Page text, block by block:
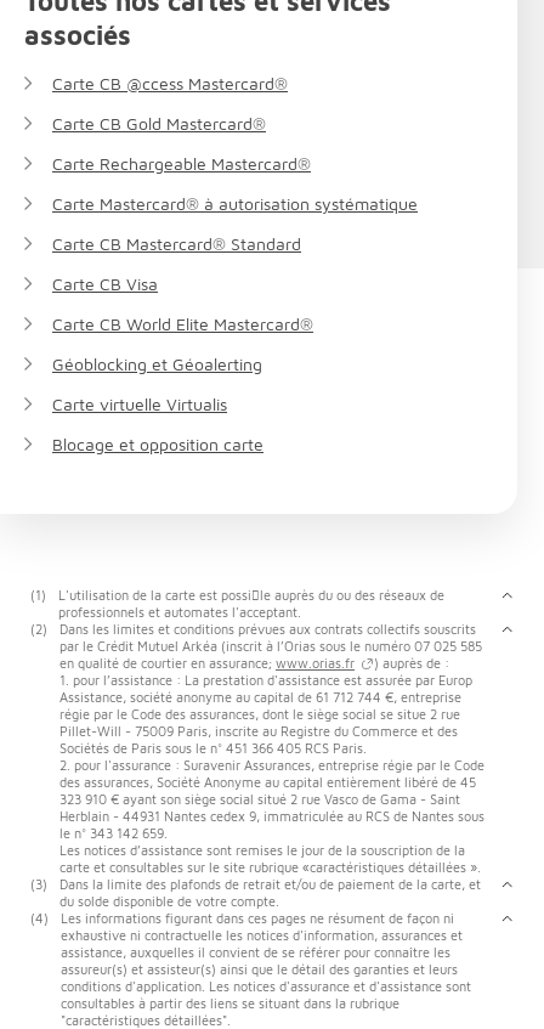
associés
Carte CB @ccess Mastercard®
Carte CB Gold Mastercard®
Carte Rechargeable Mastercard®
Carte Mastercard® à autorisation systématique
Carte CB Mastercard® Standard
Carte CB Visa
Carte CB World Elite Mastercard®
Géoblocking et Géoalerting
Carte virtuelle Virtualis
Blocage et opposition carte
(1)
L'utilisation de la carte est possile auprès du ou des réseaux de
professionnels et automates l'acceptant.
(2)
Dans les limites et conditions prévues aux contrats collectifs souscrits
par le Crédit Mutuel Arkéa (inscrit à l’Orias sous le numéro 07 025 585
en qualité de courtier en assurance; www.orias.fr
) auprès de :
1. pour l’assistance : La prestation d'assistance est assurée par Europ
Assistance, société anonyme au capital de 61 712 744 €, entreprise
régie par le Code des assurances, dont le siège social se situe 2 rue
Pillet-Will - 75009 Paris, inscrite au Registre du Commerce et des
Sociétés de Paris sous le n° 451 366 405 RCS Paris.
2. pour l'assurance : Suravenir Assurances, entreprise régie par le Code
des assurances, Société Anonyme au capital entièrement libéré de 45
323 910 € ayant son siège social situé 2 rue Vasco de Gama - Saint
Herblain - 44931 Nantes cedex 9, immatriculée au RCS de Nantes sous
le n° 343 142 659.
Les notices d’assistance sont remises le jour de la souscription de la
carte et consultables sur le site rubrique «caractéristiques détaillées ».
(3)
Dans la limite des plafonds de retrait et/ou de paiement de la carte, et
du solde disponible de votre compte.
(4)
Les informations figurant dans ces pages ne résument de façon ni
exhaustive ni contractuelle les notices d'information, assurances et
assistance, auxquelles il convient de se référer pour connaître les
assureur(s) et assisteur(s) ainsi que le détail des garanties et leurs
conditions d'application. Les notices d'assurance et d'assistance sont
consultables à partir des liens se situant dans la rubrique
"caractéristiques détaillées".